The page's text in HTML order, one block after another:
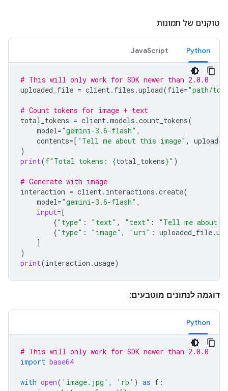
טוקנים של תמונות
Python
JavaScript
# This will only work for SDK newer than 2.0.0
uploaded_file = client. files .upload(file="path/to/
# Count tokens for image + text
total_tokens = client.models .count_tokens(
model="gemini-3.6-flash" ,
contents=[ "Tell me about this image" ,
)
print(f"Total tokens: {total_tokens}" )
# Generate with image
interaction = client. interactions .create(
model="gemini-3.6-flash" ,
input=[
{"type" : "text" , "text" :
"Tell me about
{"type" : "image" , "uri" : uploaded_file.uri
]
)
print(interaction .usage)
דוגמה לנתונים מוטבעים:
Python
# This will only work for SDK newer than 2.0.0
import base64
with open( 'image.jpg' , 'rb' ) as f :